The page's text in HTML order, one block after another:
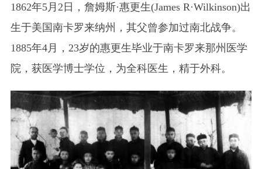
1862年5月2日，詹姆斯·惠更生(James R·Wilkinson)出
生于美国南卡罗来纳州，其父曾参加过南北战争。
1885年4月，23岁的惠更生毕业于南卡罗来那州医学
院，获医学博士学位，为全科医生，精于外科。